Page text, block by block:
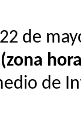
de
(zona
de